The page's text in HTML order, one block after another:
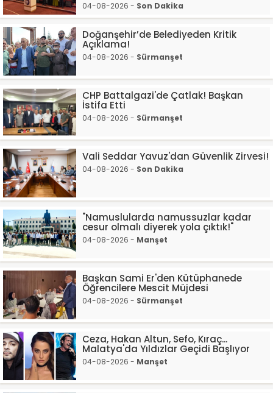
04-08-2026 - Son Dakika
Doğanşehir’de Belediyeden Kritik
Açıklama!
04-08-2026 - Sürmanşet
CHP Battalgazi'de Çatlak! Başkan
İstifa Etti
04-08-2026 - Sürmanşet
Vali Seddar Yavuz'dan Güvenlik Zirvesi!
04-08-2026 - Son Dakika
"Namuslularda namussuzlar kadar
cesur olmalı diyerek yola çıktık!"
04-08-2026 - Manşet
Başkan Sami Er'den Kütüphanede
Öğrencilere Mescit Müjdesi
04-08-2026 - Sürmanşet
Ceza, Hakan Altun, Sefo, Kıraç...
Malatya'da Yıldızlar Geçidi Başlıyor
04-08-2026 - Manşet